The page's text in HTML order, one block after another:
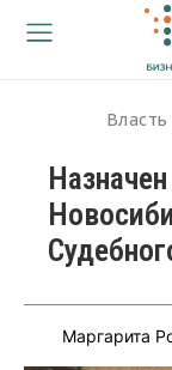
Власть
Маргарита